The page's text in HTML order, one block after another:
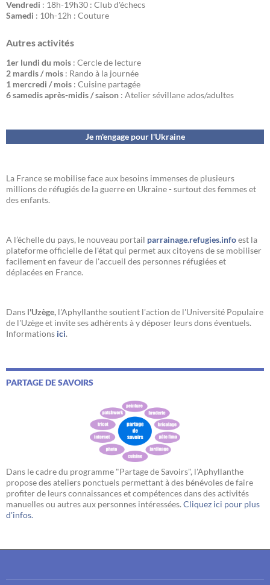
Vendredi : 18h-19h30 : Club d'échecs
Samedi : 10h-12h : Couture
Autres activités
1er lundi du mois : Cercle de lecture
2 mardis / mois : Rando à la journée
1 mercredi / mois : Cuisine partagée
6 samedis après-midis / saison : Atelier sévillane ados/adultes
Je m'engage pour l'Ukraine
La France se mobilise face aux besoins immenses de plusieurs
millions de réfugiés de la guerre en Ukraine - surtout des femmes et
des enfants.
A l’échelle du pays, le nouveau portail parrainage.refugies.infoest la
plateforme officielle de l'état qui permet aux citoyens de se mobiliser
facilement en faveur de l'accueil des personnes réfugiées et
déplacées en France.
Dans l'Uzège, l'Aphyllanthe soutient l'action de l'Université Populaire
de l'Uzège et invite ses adhérents à y déposer leurs dons éventuels.
Informations ici.
PARTAGE DE SAVOIRS
Dans le cadre du programme "Partage de Savoirs", l'Aphyllanthe
propose des ateliers ponctuels permettant à des bénévoles de faire
profiter de leurs connaissances et compétences dans des activités
manuelles ou autres aux personnes intéressées. Cliquez ici pour plus
d'infos.